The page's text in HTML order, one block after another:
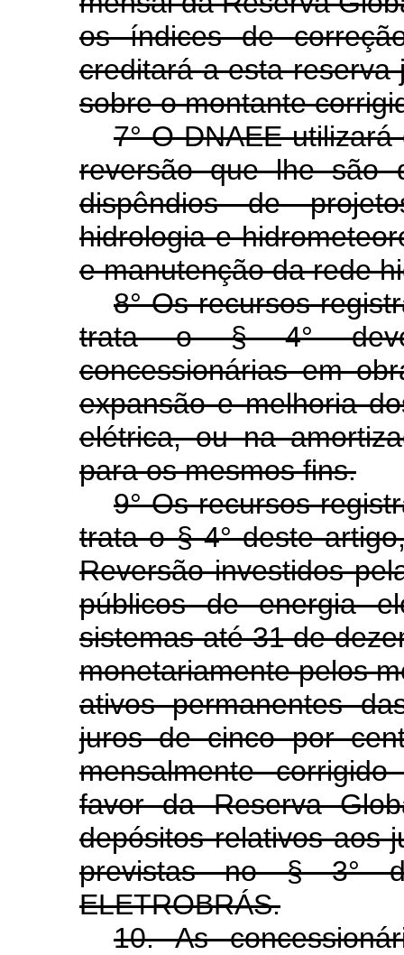
os índices de
creditará a esta
sobre o montante
7° O DNAEE
reversão que lhe são
dispêndios de
hidrologia e
e manutenção da rede
8° Os recursos
trata o § 4°
concessionárias em
expansão e melhoria
elétrica, ou na
para os mesmos fins.
9° Os recursos
trata o § 4° deste
Reversão investidos
públicos de energia
sistemas até 31 de
monetariamente pelos
ativos permanentes
juros de cinco por
mensalmente
favor da Reserva
depósitos relativos aos
previstas no § 3°
ELETROBRÁS.
10. As